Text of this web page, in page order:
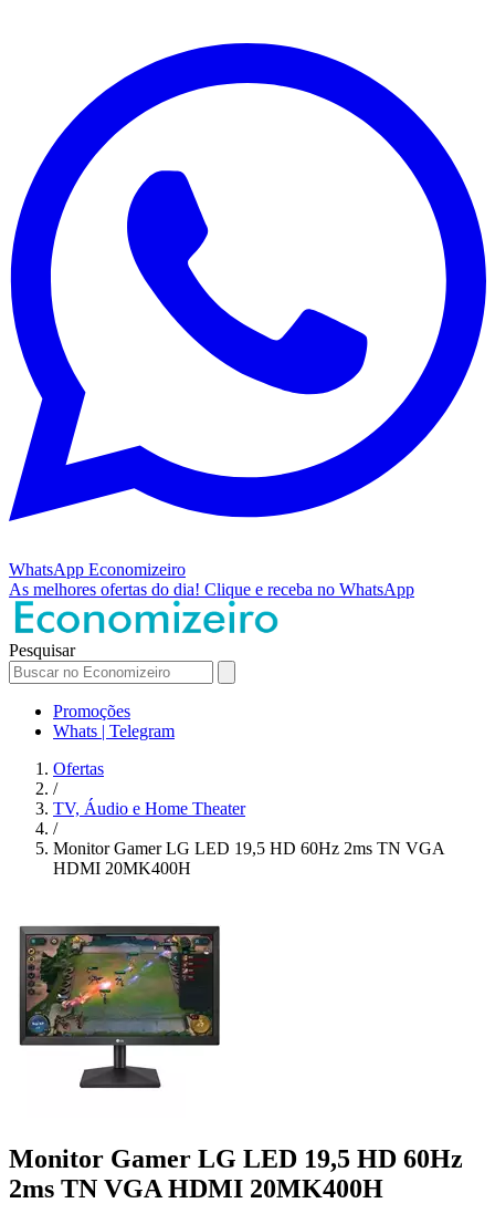
WhatsApp Economizeiro
As melhores ofertas do dia! Clique e receba no WhatsApp
Pesquisar
Promoções
Whats | Telegram
Ofertas
/
TV, Áudio e Home Theater
/
Monitor Gamer LG LED 19,5 HD 60Hz 2ms TN VGA
HDMI 20MK400H
Monitor Gamer LG LED 19,5 HD 60Hz
2ms TN VGA HDMI 20MK400H